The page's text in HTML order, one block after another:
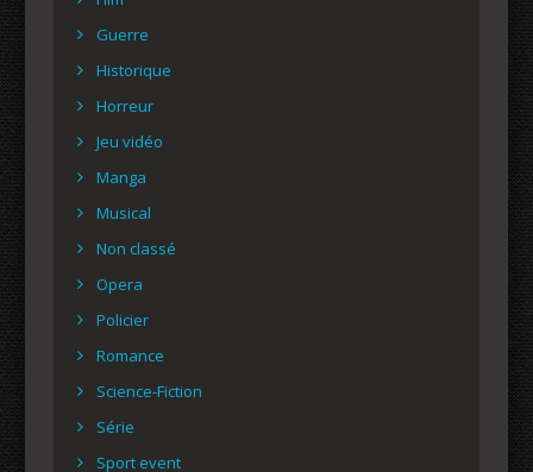
Guerre
Historique
Horreur
Jeu vidéo
Manga
Musical
Non classé
Opera
Policier
Romance
Science-Fiction
Série
Sport event